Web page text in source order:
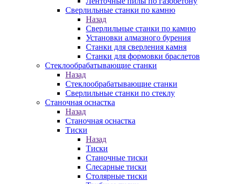
Сверлильные станки по камню
Назад
Сверлильные станки по камню
Установки алмазного бурения
Станки для сверления камня
Станки для формовки браслетов
Стеклообрабатывающие станки
Назад
Стеклообрабатывающие станки
Сверлильные станки по стеклу
Станочная оснастка
Назад
Станочная оснастка
Тиски
Назад
Тиски
Станочные тиски
Слесарные тиски
Столярные тиски